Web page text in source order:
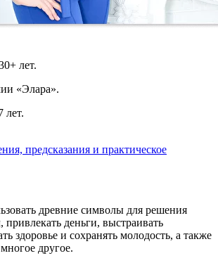
лет.
«Элара».
лет.
предсказания и практическое
древние символы для решения
привлекать деньги, выстраивать
здоровье и сохранять молодость, а также
другое.